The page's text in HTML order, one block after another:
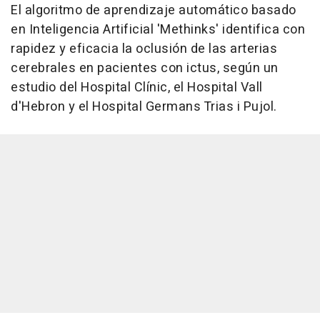
El algoritmo de aprendizaje automático basado
en Inteligencia Artificial 'Methinks' identifica con
rapidez y eficacia la oclusión de las arterias
cerebrales en pacientes con ictus, según un
estudio del Hospital Clínic, el Hospital Vall
d'Hebron y el Hospital Germans Trias i Pujol.